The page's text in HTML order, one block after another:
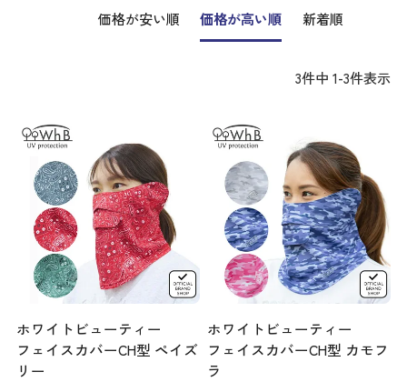
価格が安い順 価格が高い順 新着順
3件中 1-3件表示
ホワイトビューティー
フェイスカバーCH型 ペイズ
リー
ホワイトビューティー
フェイスカバーCH型 カモフ
ラ